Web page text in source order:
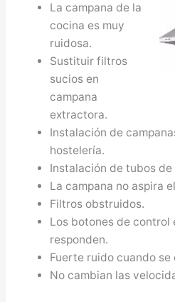
La campana de la
cocina es muy
ruidosa.
Sustituir filtros
sucios en
campana
extractora.
Instalación de
hostelería.
Instalación de tubos
La campana no aspira
Filtros obstruidos.
Los botones de control
responden.
Fuerte ruido cuando se
No cambian las